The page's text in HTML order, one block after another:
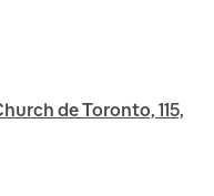
de Toronto, 115,